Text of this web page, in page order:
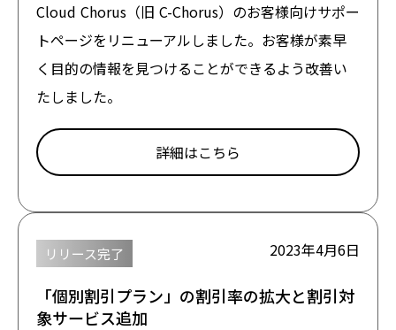
Cloud Chorus（旧 C-Chorus）のお客様向けサポー
トページをリニューアルしました。お客様が素早
く目的の情報を見つけることができるよう改善い
たしました。
詳細はこちら
リリース完了 2023年4月6日
「個別割引プラン」の割引率の拡大と割引対
象サービス追加